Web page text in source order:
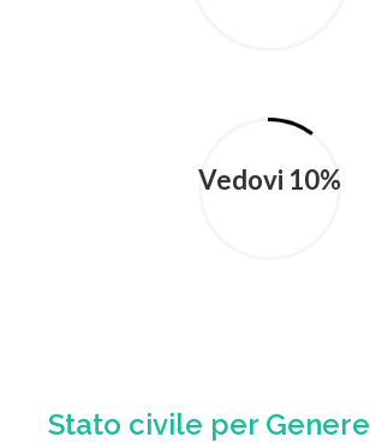
Vedovi 10%
Stato civile per Genere